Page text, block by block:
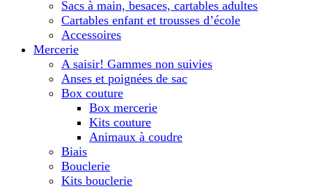
Sacs à main, besaces, cartables adultes
Cartables enfant et trousses d’école
Accessoires
Mercerie
A saisir! Gammes non suivies
Anses et poignées de sac
Box couture
Box mercerie
Kits couture
Animaux à coudre
Biais
Bouclerie
Kits bouclerie